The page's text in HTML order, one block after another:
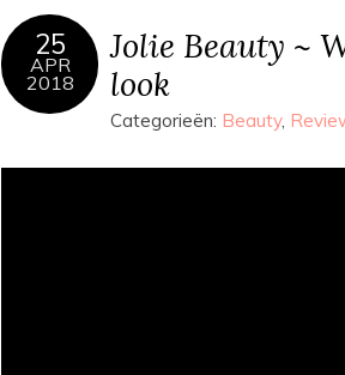
25
APR
2018
Jolie Beauty ~
look
Categorieën: Beauty,